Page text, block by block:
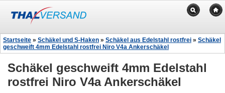
Startseite » Schäkel und S-Haken » Schäkel aus Edelstahl rostfrei » Schäkel
geschweift 4mm Edelstahl rostfrei Niro V4a Ankerschäkel
Schäkel geschweift 4mm Edelstahl
rostfrei Niro V4a Ankerschäkel